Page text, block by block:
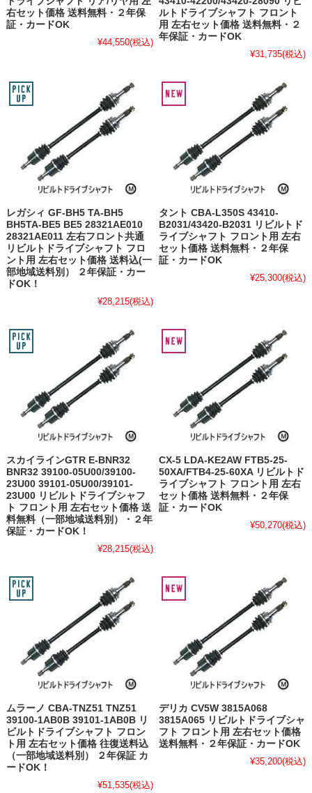
右セット価格 送料無料・２年保
証・カードOK
¥44,550(税込)
ルトドライブシャフト フロント
用 左右セット価格 送料無料・２
年保証・カードOK
¥31,735(税込)
レガシィ GF-BH5 TA-BH5
BH5TA-BE5 BE5 28321AE010
28321AE011 左右フロント共通
リビルトドライブシャフト フロ
ント用 左右セット価格 送料込(一
部地域送料別） ２年保証・カー
ドOK！
¥28,215(税込)
タント CBA-L350S 43410-
B2031/43420-B2031 リビルトド
ライブシャフト フロント用 左右
セット価格 送料無料・２年保
証・カードOK
¥25,300(税込)
スカイラインGTR E-BNR32
BNR32 39100-05U00/39100-
23U00 39101-05U00/39101-
23U00 リビルトドライブシャフ
ト フロント用 左右セット価格 送
料無料（一部地域送料別）・２年
保証・カードOK！
¥28,215(税込)
CX-5 LDA-KE2AW FTB5-25-
50XA/FTB4-25-60XA リビルトド
ライブシャフト フロント用 左右
セット価格 送料無料・２年保
証・カードOK
¥50,270(税込)
ムラーノ CBA-TNZ51 TNZ51
39100-1AB0B 39101-1AB0B リ
ビルトドライブシャフト フロン
ト用 左右セット価格 往復送料込
（一部地域送料別） ２年保証 カ
ードOK！
¥51,535(税込)
デリカ CV5W 3815A068
3815A065 リビルトドライブシャ
フト フロント用 左右セット価格
送料無料・２年保証・カードOK
¥35,200(税込)